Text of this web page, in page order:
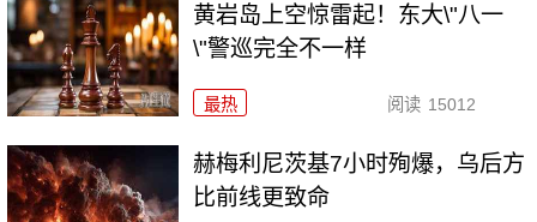
黄岩岛上空惊雷起！东大\"八一
\"警巡完全不一样
最热 阅读 15012
赫梅利尼茨基7小时殉爆，乌后方
比前线更致命